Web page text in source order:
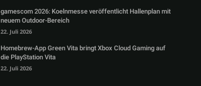
gamescom 2026: Koelnmesse veröffentlicht Hallenplan mit
neuem Outdoor-Bereich
22. Juli 2026
Homebrew-App Green Vita bringt Xbox Cloud Gaming auf
die PlayStation Vita
22. Juli 2026